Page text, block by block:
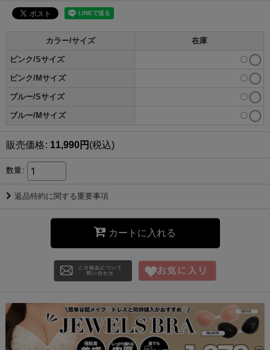
カラー/サイズ 在庫
ピンク/Sサイズ 〇
ピンク/Mサイズ 〇
ブルー/Sサイズ 〇
ブルー/Mサイズ 〇
販売価格: 11,990円 (税込)
数量:
返品特約に関する重要事項
カートに入れる